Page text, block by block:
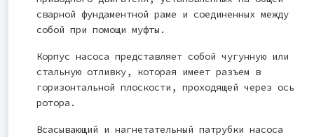
сварной фундаментной раме и соединенных между
собой при помощи муфты.
Корпус насоса представляет собой чугунную или
стальную отливку, которая имеет разъем в
горизонтальной плоскости, проходящей через ось
ротора.
Всасывающий и нагнетательный патрубки насоса